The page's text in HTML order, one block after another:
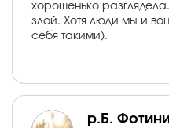
хорошенько
злой. Хотя люди мы и
себя такими).
р.Б.